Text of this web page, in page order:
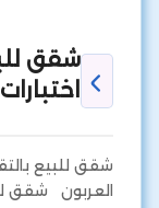
العربون شقق